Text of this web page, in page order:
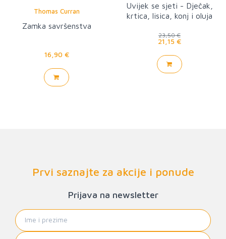
Thomas Curran
Zamka savršenstva
16,90 €
Uvijek se sjeti - Dječak,
krtica, lisica, konj i oluja
23,50 €
21,15 €
Prvi saznajte za akcije i ponude
Prijava na newsletter